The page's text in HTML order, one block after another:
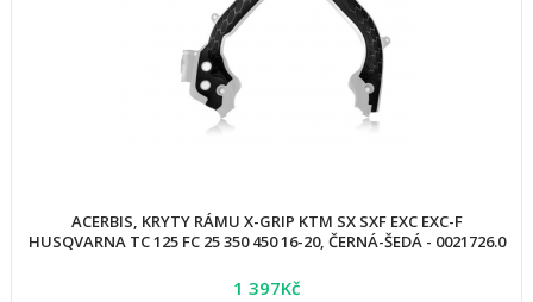
ACERBIS, KRYTY RÁMU X-GRIP KTM SX SXF EXC EXC-F
HUSQVARNA TC 125 FC 25 350 450 16-20, ČERNÁ-ŠEDÁ - 0021726.0
1 397Kč